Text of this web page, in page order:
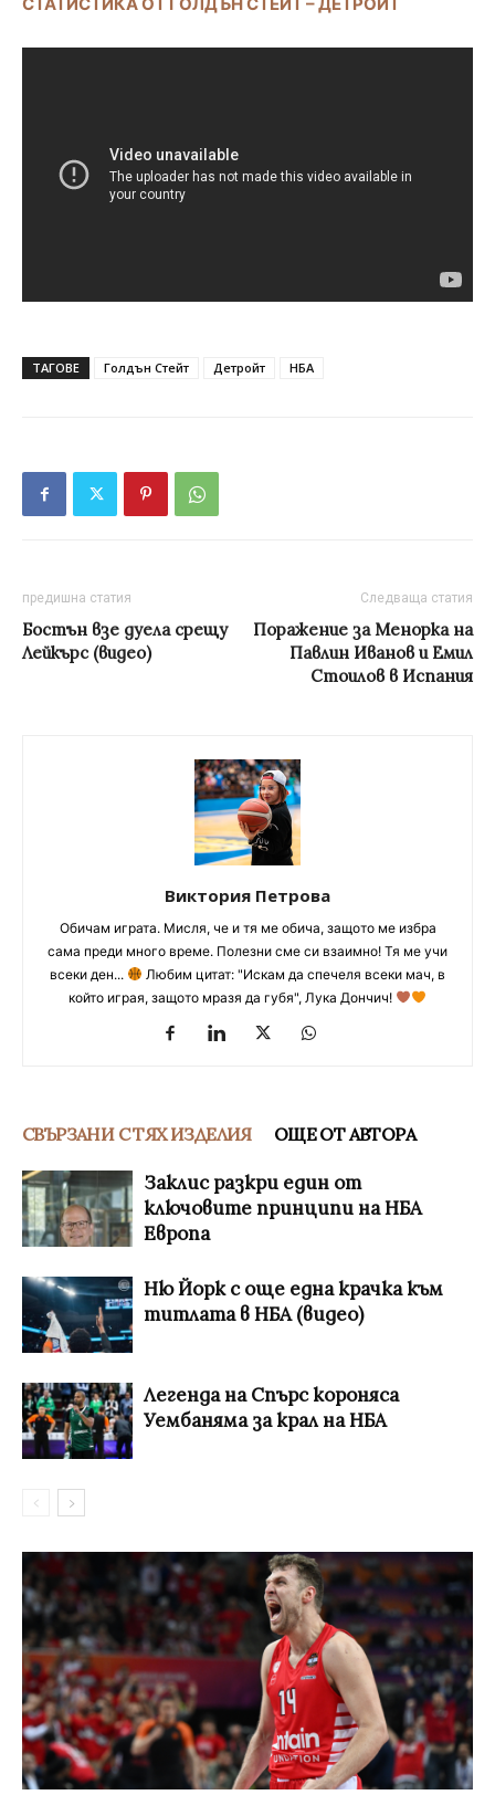
СТАТИСТИКА ОТ ГОЛДЪН СТЕЙТ – ДЕТРОЙТ
ТАГОВЕ Голдън Стейт Детройт НБА
предишна статия
Бостън взе дуела срещу
Лейкърс (видео)
Следваща статия
Поражение за Менорка на
Павлин Иванов и Емил
Стоилов в Испания
Виктория Петрова
Обичам играта. Мисля, че и тя ме обича, защото ме избра
сама преди много време. Полезни сме си взаимно! Тя ме учи
всеки ден...
Любим цитат: "Искам да спечеля всеки мач, в
който играя, защото мразя да губя", Лука Дончич!
СВЪРЗАНИ С ТЯХ ИЗДЕЛИЯ ОЩЕ ОТ АВТОРА
Заклис разкри един от
ключовите принципи на НБА
Европа
Ню Йорк с още една крачка към
титлата в НБА (видео)
Легенда на Спърс короняса
Уембаняма за крал на НБА